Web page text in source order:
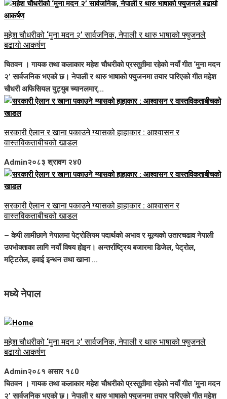
महेश चौधरीको ‘मुना मदन २’ सार्वजनिक, नेपाली र थारु भाषाको फ्युजनले
बढायो आकर्षण
चितवन । गायक तथा कलाकार महेश चौधरीको प्रस्तुतीमा रहेको नयाँ गीत ‘मुना मदन
२’ सार्वजनिक भएको छ। नेपाली र थारु भाषाको फ्युजनमा तयार पारिएको गीत महेश
चौधरी अफिसियल युट्युब च्यानलमार्...
सरकारी ऐलान र खाना पकाउने ग्यासको हाहाकार : आश्वासन र
वास्तविकताबीचको खाडल
Admin२०८३ श्रावण २४0
सरकारी ऐलान र खाना पकाउने ग्यासको हाहाकार : आश्वासन र
वास्तविकताबीचको खाडल
– केपी लामीछाने नेपालमा पेट्रोलियम पदार्थको अभाव र मूल्यको उतारचढाव नेपाली
उपभोक्ताका लागि नयाँ विषय होइन। अन्तर्राष्ट्रिय बजारमा डिजेल, पेट्रोल,
मट्टितेल, हवाई इन्धन तथा खाना ...
मध्ये नेपाल
महेश चौधरीको ‘मुना मदन २’ सार्वजनिक, नेपाली र थारु भाषाको फ्युजनले
बढायो आकर्षण
Admin२०८१ असार १८0
चितवन । गायक तथा कलाकार महेश चौधरीको प्रस्तुतीमा रहेको नयाँ गीत ‘मुना मदन
२’ सार्वजनिक भएको छ। नेपाली र थारु भाषाको फ्युजनमा तयार पारिएको गीत महेश